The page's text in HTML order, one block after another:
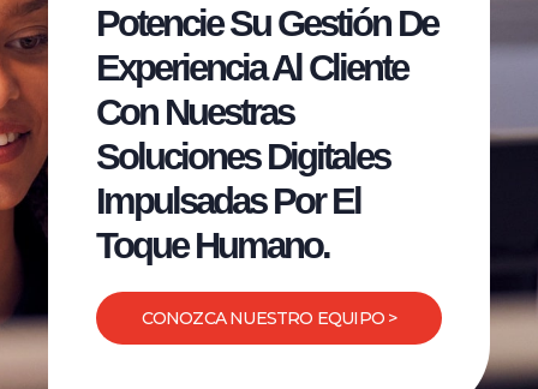
Potencie Su Gestión De
Experiencia Al Cliente
Con Nuestras
Soluciones Digitales
Impulsadas Por El
Toque Humano.
CONOZCA NUESTRO EQUIPO >